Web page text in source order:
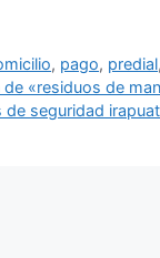
, pago, predial,
«residuos de
de seguridad